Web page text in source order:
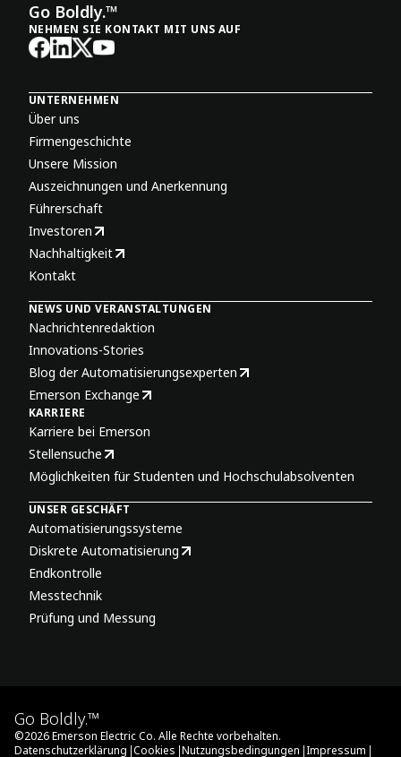
Go Boldly.™
NEHMEN SIE KONTAKT MIT UNS AUF
UNTERNEHMEN
Über uns
Firmengeschichte
Unsere Mission
Auszeichnungen und Anerkennung
Führerschaft
Investoren
Nachhaltigkeit
Kontakt
NEWS UND VERANSTALTUNGEN
Nachrichtenredaktion
Innovations-Stories
Blog der Automatisierungsexperten
Emerson Exchange
KARRIERE
Karriere bei Emerson
Stellensuche
Möglichkeiten für Studenten und Hochschulabsolventen
UNSER GESCHÄFT
Automatisierungssysteme
Diskrete Automatisierung
Endkontrolle
Messtechnik
Prüfung und Messung
Go Boldly.™
©2026Emerson Electric Co. Alle Rechte vorbehalten.
Datenschutzerklärung |Cookies |Nutzungsbedingungen |Impressum |